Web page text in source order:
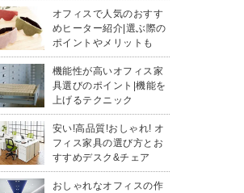
オフィスで人気のおすす
めヒーター紹介|選ぶ際の
ポイントやメリットも
機能性が高いオフィス家
具選びのポイント|機能を
上げるテクニック
安い!高品質!おしゃれ! オ
フィス家具の選び方とお
すすめデスク&チェア
おしゃれなオフィスの作